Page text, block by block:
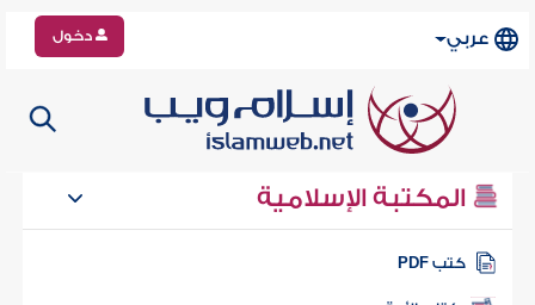
عربي دخول
المكتبة الإسلامية
كتب PDF